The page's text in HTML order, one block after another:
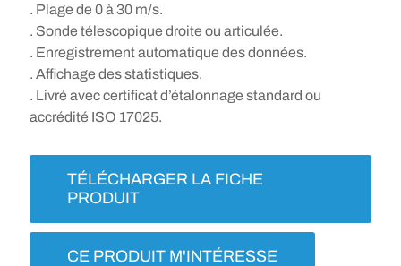
. Plage de 0 à 30 m/s.
. Sonde télescopique droite ou articulée.
. Enregistrement automatique des données.
. Affichage des statistiques.
. Livré avec certificat d’étalonnage standard ou
accrédité ISO 17025.
TÉLÉCHARGER LA FICHE
PRODUIT
CE PRODUIT M'INTÉRESSE